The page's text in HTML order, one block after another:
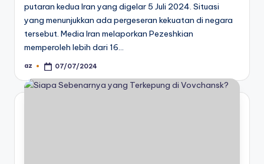
putaran kedua Iran yang digelar 5 Juli 2024. Situasi
yang menunjukkan ada pergeseran kekuatan di negara
tersebut. Media Iran melaporkan Pezeshkian
memperoleh lebih dari 16…
Posted
az 07/07/2024